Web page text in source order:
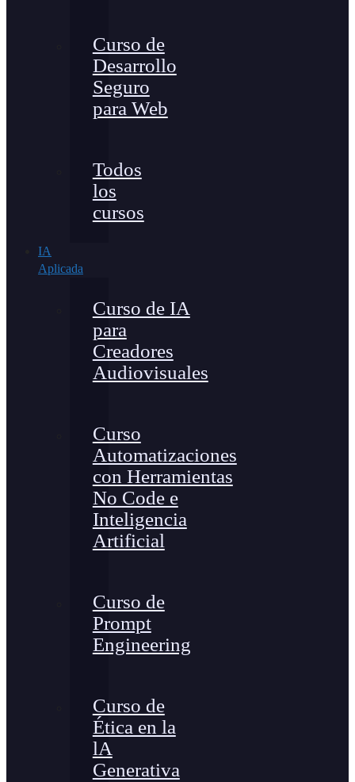
Curso de
Desarrollo
Seguro
para Web
Todos
los
cursos
IA
Aplicada
Curso de IA
para
Creadores
Audiovisuales
Curso
Automatizaciones
con Herramientas
No Code e
Inteligencia
Artificial
Curso de
Prompt
Engineering
Curso de
Ética en la
lA
Generativa